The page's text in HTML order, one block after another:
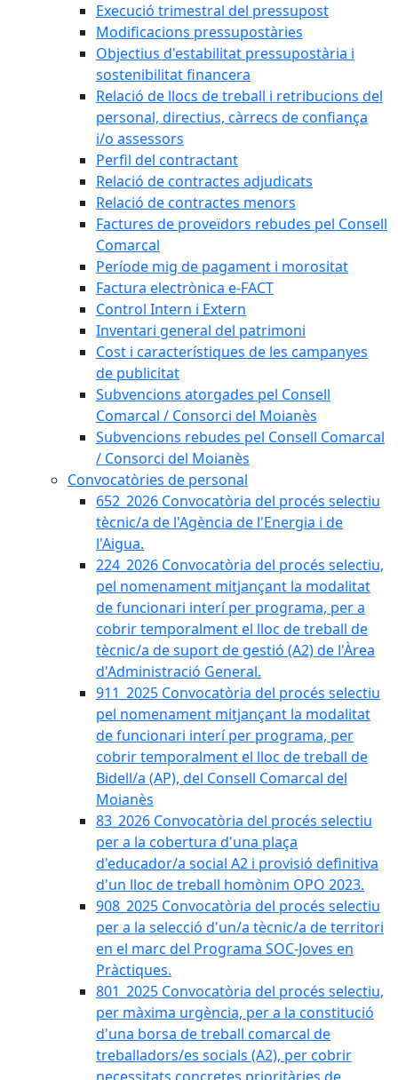
Execució trimestral del pressupost
Modificacions pressupostàries
Objectius d'estabilitat pressupostària i
sostenibilitat financera
Relació de llocs de treball i retribucions del
personal, directius, càrrecs de confiança
i/o assessors
Perfil del contractant
Relació de contractes adjudicats
Relació de contractes menors
Factures de proveïdors rebudes pel Consell
Comarcal
Període mig de pagament i morositat
Factura electrònica e-FACT
Control Intern i Extern
Inventari general del patrimoni
Cost i característiques de les campanyes
de publicitat
Subvencions atorgades pel Consell
Comarcal / Consorci del Moianès
Subvencions rebudes pel Consell Comarcal
/ Consorci del Moianès
Convocatòries de personal
652_2026 Convocatòria del procés selectiu
tècnic/a de l'Agència de l'Energia i de
l'Aigua.
224_2026 Convocatòria del procés selectiu,
pel nomenament mitjançant la modalitat
de funcionari interí per programa, per a
cobrir temporalment el lloc de treball de
tècnic/a de suport de gestió (A2) de l'Àrea
d'Administració General.
911_2025 Convocatòria del procés selectiu
pel nomenament mitjançant la modalitat
de funcionari interí per programa, per
cobrir temporalment el lloc de treball de
Bidell/a (AP), del Consell Comarcal del
Moianès
83_2026 Convocatòria del procés selectiu
per a la cobertura d'una plaça
d'educador/a social A2 i provisió definitiva
d'un lloc de treball homònim OPO 2023.
908_2025 Convocatòria del procés selectiu
per a la selecció d'un/a tècnic/a de territori
en el marc del Programa SOC-Joves en
Pràctiques.
801_2025 Convocatòria del procés selectiu,
per màxima urgència, per a la constitució
d'una borsa de treball comarcal de
treballadors/es socials (A2), per cobrir